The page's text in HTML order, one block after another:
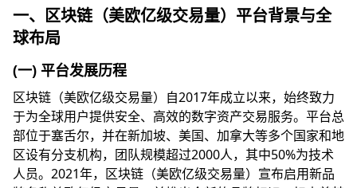
一、区块链（美欧亿级交易量）平台背景与全
球布局
(一) 平台发展历程
区块链（美欧亿级交易量）自2017年成立以来，始终致力
于为全球用户提供安全、高效的数字资产交易服务。平台总
部位于塞舌尔，并在新加坡、美国、加拿大等多个国家和地
区设有分支机构，团队规模超过2000人，其中50%为技术
人员。2021年，区块链（美欧亿级交易量）宣布启用新品